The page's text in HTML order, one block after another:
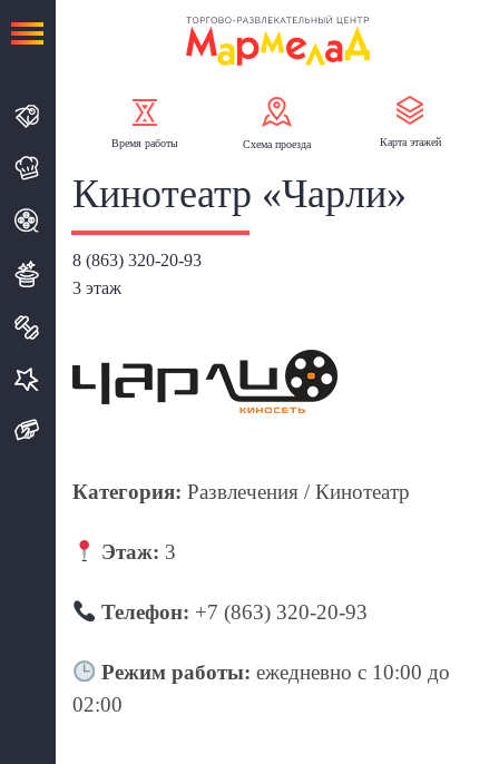
Время работы Схемапроезда Карта этажей
Кинотеатр «Чарли»
8 (863) 320-20-93
3 этаж
Категория: Развлечения / Кинотеатр
Этаж: 3
Телефон: +7 (863) 320-20-93
Режим работы:ежедневно с 10:00 до
02:00